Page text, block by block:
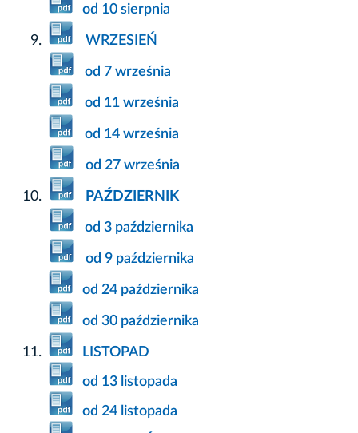
od 10 sierpnia
WRZESIEŃ
od 7 września
od 11 września
od 14 września
od 27 września
PAŹDZIERNIK
od 3 października
od 9 października
od 24 października
od 30 października
LISTOPAD
od 13 listopada
od 24 listopada